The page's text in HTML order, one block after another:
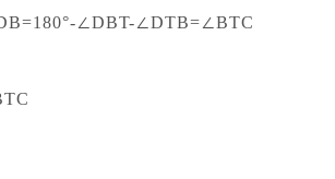
∠DBT-∠DTB=∠BTC